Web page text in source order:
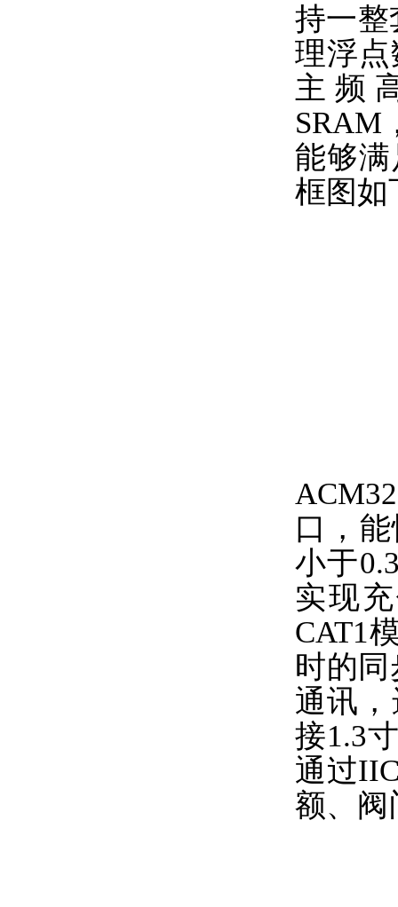
持一整
理浮
主频
SRAM
能够
框图如
口，
小于
实现
CAT1
时的
通讯
接1.3
通过
额、阀